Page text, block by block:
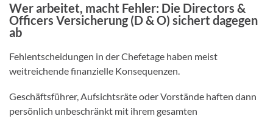
Wer arbeitet, macht Fehler: Die Directors &
Officers Versicherung (D & O) sichert dagegen
ab
Fehlentscheidungen in der Chefetage haben meist
weitreichende finanzielle Konsequenzen.
Geschäftsführer, Aufsichtsräte oder Vorstände haften dann
persönlich unbeschränkt mit ihrem gesamten